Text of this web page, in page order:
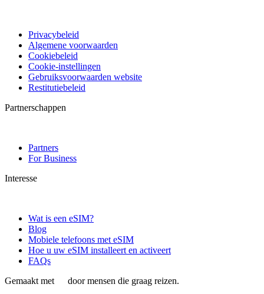
Privacybeleid
Algemene voorwaarden
Cookiebeleid
Cookie-instellingen
Gebruiksvoorwaarden website
Restitutiebeleid
Partnerschappen
Partners
For Business
Interesse
Wat is een eSIM?
Blog
Mobiele telefoons met eSIM
Hoe u uw eSIM installeert en activeert
FAQs
Gemaakt met
door mensen die graag reizen.